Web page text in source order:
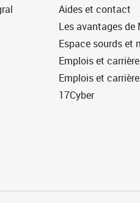
Aides et contact
Les avantages de
Espace sourds et
Emplois et
Emplois et
17Cyber